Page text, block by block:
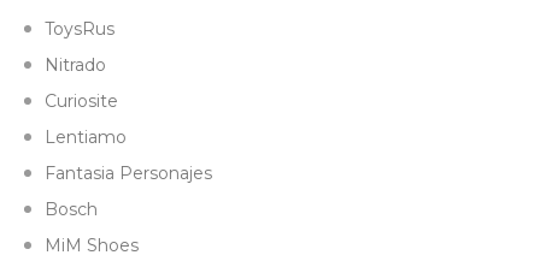
ToysRus
Nitrado
Curiosite
Lentiamo
Fantasia Personajes
Bosch
MiM Shoes